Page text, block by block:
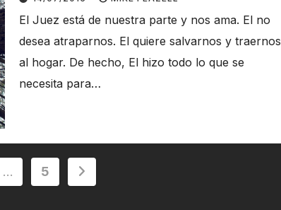
El Juez está de nuestra parte y nos ama. El no
desea atraparnos. El quiere salvarnos y traernos
al hogar. De hecho, El hizo todo lo que se
necesita para…
… 5